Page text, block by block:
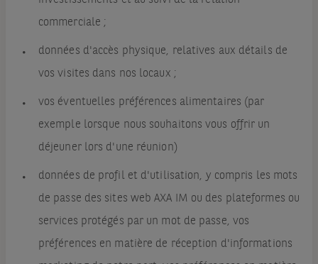
commerciale ;
données d'accès physique, relatives aux détails de
vos visites dans nos locaux ;
vos éventuelles préférences alimentaires (par
exemple lorsque nous souhaitons vous offrir un
déjeuner lors d'une réunion)
données de profil et d'utilisation, y compris les mots
de passe des sites web AXA IM ou des plateformes ou
services protégés par un mot de passe, vos
préférences en matière de réception d'informations